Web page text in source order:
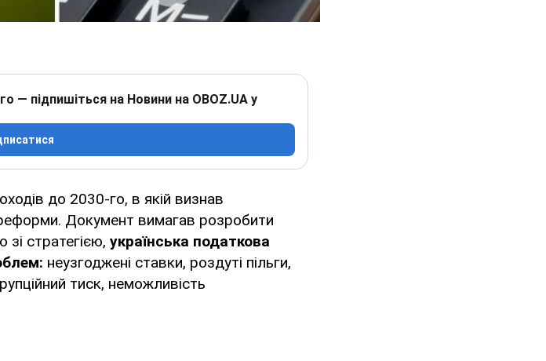
— підпишіться на Новини на OBOZ.UA у
до 2030-го, в якій визнав
реформи. Документ вимагав розробити
стратегією, українська податкова
неузгоджені ставки, роздуті пільги,
тиск, неможливість